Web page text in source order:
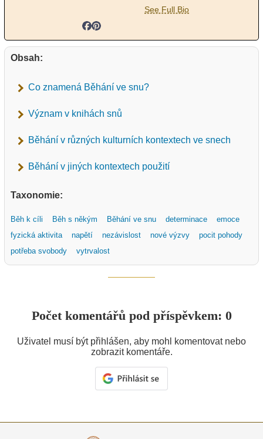
See Full Bio
Obsah:
Co znamená Běhání ve snu?
Význam v knihách snů
Běhání v různých kulturních kontextech ve snech
Běhání v jiných kontextech použití
Taxonomie:
Běh k cíli Běh s někým Běhání ve snu determinace
emoce
fyzická aktivita
napětí nezávislost nové výzvy
pocit pohody
potřeba svobody
vytrvalost
Počet komentářů pod příspěvkem: 0
Uživatel musí být přihlášen, aby mohl komentovat nebo
zobrazit komentáře.